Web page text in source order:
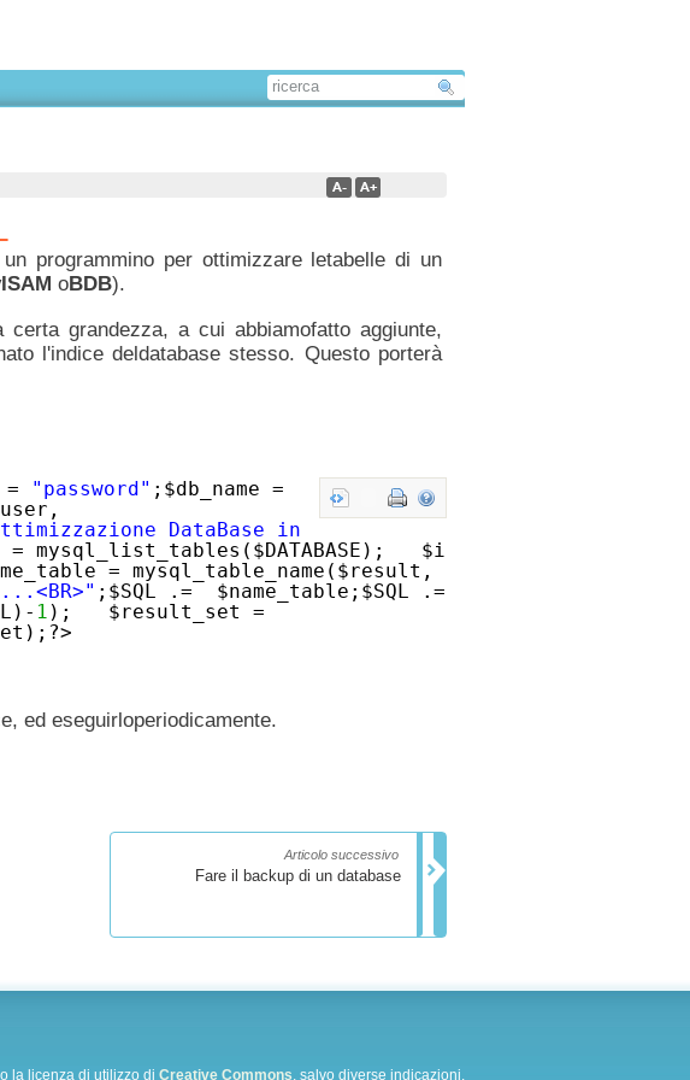
programmino per ottimizzare letabelle di un
oBDB).
grandezza, a cui abbiamofatto aggiunte,
l'indice deldatabase stesso. Questo porterà
= "password" ;$db_name =
DataBase in
$i
= mysql_table_name($result,
;$SQL .= $name_table;$SQL .=
1 ); $result_set =
ed eseguirloperiodicamente.
Articolo successivo
Fare il backup di un database
la licenza di utilizzo di Creative Commons, salvo diverse indicazioni.